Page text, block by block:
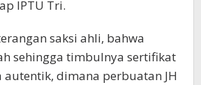
IPTU Tri.
saksi ahli, bahwa
sehingga timbulnya sertifikat
dimana perbuatan JH